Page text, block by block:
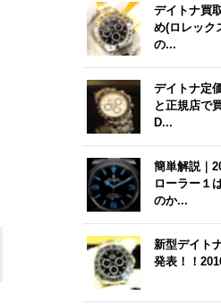
デイトナ買
め(ロレック
の...
デイトナ定
と正規店で
D...
簡単解説｜
ローラー１
のか...
新型デイト
発表！！